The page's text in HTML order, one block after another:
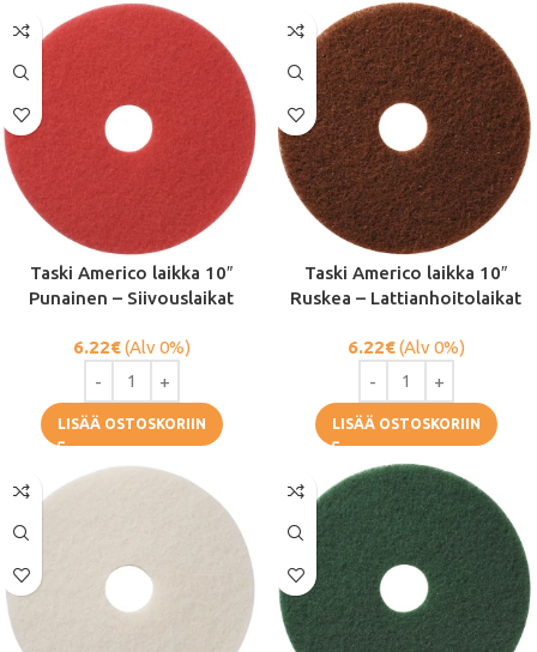
Taski Americo laikka 10″
Punainen – Siivouslaikat
6.22€(Alv 0%)
LISÄÄ OSTOSKORIIN
Taski Americo laikka 10″
Ruskea – Lattianhoitolaikat
6.22€(Alv 0%)
LISÄÄ OSTOSKORIIN